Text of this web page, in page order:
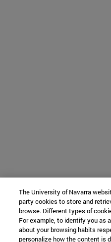
The University of Navarra
party cookies to store and
browse. Different types of
For example, to identify you as
about your browsing habits
personalize how the content is